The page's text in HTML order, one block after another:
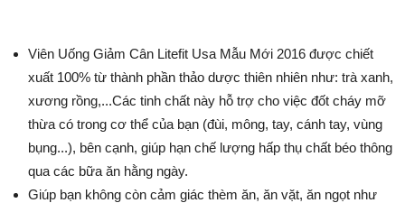
Viên Uống Giảm Cân Litefit Usa Mẫu Mới 2016 được chiết
xuất 100% từ thành phần thảo dược thiên nhiên như: trà xanh,
xương rồng,...Các tinh chất này hỗ trợ cho việc đốt cháy mỡ
thừa có trong cơ thể của bạn (đùi, mông, tay, cánh tay, vùng
bụng...), bên cạnh, giúp hạn chế lượng hấp thụ chất béo thông
qua các bữa ăn hằng ngày.
Giúp bạn không còn cảm giác thèm ăn, ăn vặt, ăn ngọt như